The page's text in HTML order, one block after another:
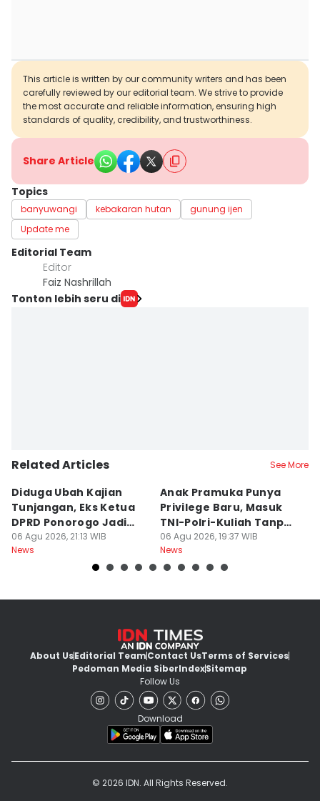
This article is written by our community writers and has been
carefully reviewed by our editorial team. We strive to provide
the most accurate and reliable information, ensuring high
standards of quality, credibility, and trustworthiness.
Share Article
Topics
banyuwangi kebakaran hutan
gunung ijen
Update me
Editorial Team
Editor
Faiz Nashrillah
Tonton lebih seru di
Related Articles See More
Diduga Ubah Kajian
Tunjangan, Eks Ketua
DPRD Ponorogo Jadi
Tersangka
06 Agu 2026, 21:13 WIB
News
Anak Pramuka Punya
Privilege Baru, Masuk
TNI-Polri-Kuliah Tanpa
Tes
06 Agu 2026, 19:37 WIB
News
About UsEditorial TeamContact UsTerms of Services
Pedoman Media SiberIndexSitemap
Follow Us
Download
© 2026 IDN. All Rights Reserved.